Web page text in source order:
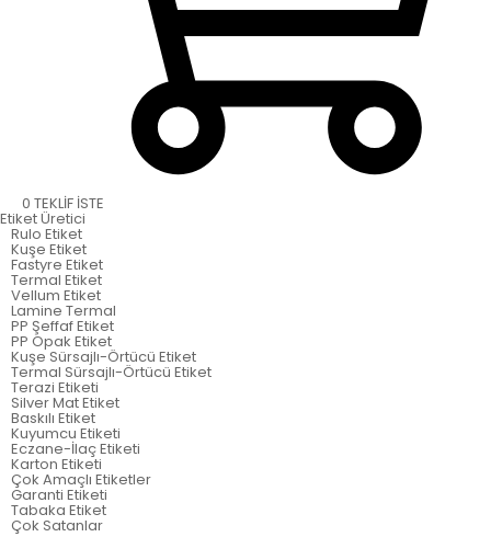
0 TEKLİF İSTE
EtiketÜretici
Rulo Etiket
Kuşe Etiket
Fastyre Etiket
Termal Etiket
Vellum Etiket
Lamine Termal
PP Şeffaf Etiket
PP Opak Etiket
Kuşe Sürsajlı-Örtücü Etiket
Termal Sürsajlı-Örtücü Etiket
Terazi Etiketi
Silver Mat Etiket
Baskılı Etiket
Kuyumcu Etiketi
Eczane-İlaç Etiketi
Karton Etiketi
Çok Amaçlı Etiketler
Garanti Etiketi
Tabaka Etiket
Çok Satanlar